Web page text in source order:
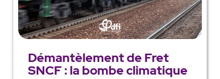
Démantèlement de Fret
SNCF : la bombe climatique